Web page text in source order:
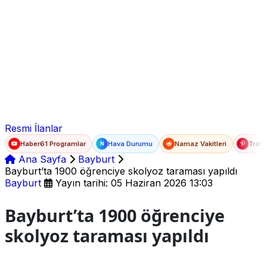
Resmi İlanlar
Haber61 Programlar N Hava Durumu Namaz Vakitleri
Ana Sayfa
Bayburt
Bayburt’ta 1900 öğrenciye skolyoz taraması yapıldı
Bayburt
Yayın tarihi: 05 Haziran 2026 13:03
Bayburt’ta 1900 öğrenciye
skolyoz taraması yapıldı